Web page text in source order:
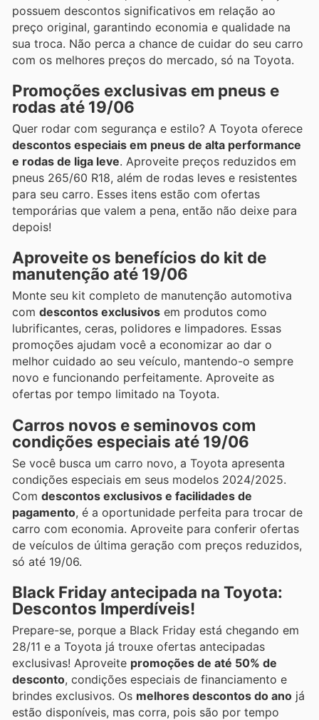
possuem descontos significativos em relação ao
preço original, garantindo economia e qualidade na
sua troca. Não perca a chance de cuidar do seu carro
com os melhores preços do mercado, só na Toyota.
Promoções exclusivas em pneus e
rodas até 19/06
Quer rodar com segurança e estilo? A Toyota oferece
descontos especiais em pneus de alta performance
e rodas de liga leve. Aproveite preços reduzidos em
pneus 265/60 R18, além de rodas leves e resistentes
para seu carro. Esses itens estão com ofertas
temporárias que valem a pena, então não deixe para
depois!
Aproveite os benefícios do kit de
manutenção até 19/06
Monte seu kit completo de manutenção automotiva
com descontos exclusivos em produtos como
lubrificantes, ceras, polidores e limpadores. Essas
promoções ajudam você a economizar ao dar o
melhor cuidado ao seu veículo, mantendo-o sempre
novo e funcionando perfeitamente. Aproveite as
ofertas por tempo limitado na Toyota.
Carros novos e seminovos com
condições especiais até 19/06
Se você busca um carro novo, a Toyota apresenta
condições especiais em seus modelos 2024/2025.
Com descontos exclusivos e facilidades de
pagamento, é a oportunidade perfeita para trocar de
carro com economia. Aproveite para conferir ofertas
de veículos de última geração com preços reduzidos,
só até 19/06.
Black Friday antecipada na Toyota:
Descontos Imperdíveis!
Prepare-se, porque a Black Friday está chegando em
28/11 e a Toyota já trouxe ofertas antecipadas
exclusivas! Aproveite promoções de até 50% de
desconto, condições especiais de financiamento e
brindes exclusivos. Os melhores descontos do ano já
estão disponíveis, mas corra, pois são por tempo